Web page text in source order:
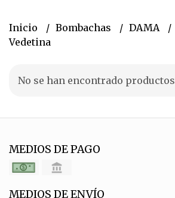
Inicio Bombachas DAMA
Vedetina
No se han encontrado productos
MEDIOS DE PAGO
MEDIOS DE ENVÍO